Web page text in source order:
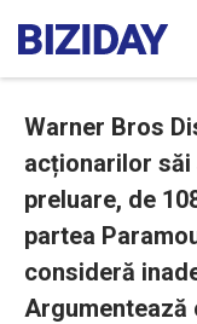
Warner Bros
acționarilor
preluare, de
partea
consideră
Argumentează